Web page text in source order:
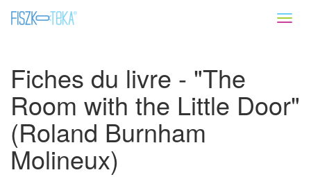
Fiches du livre - "The
Room with the Little Door"
(Roland Burnham
Molineux)